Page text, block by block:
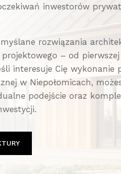
inwestorów
rozwiązania
– od
interesuje Cię wykonanie
w Niepołomicach,
podejście oraz